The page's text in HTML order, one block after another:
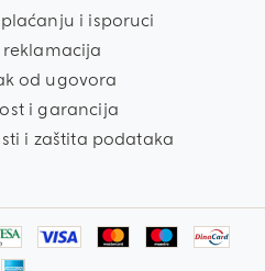
i isporuci
od ugovora
i garancija
i zaštita podataka